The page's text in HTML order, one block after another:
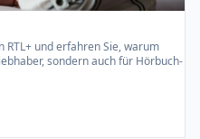
RTL+ und erfahren Sie, warum
sondern auch für Hörbuch-